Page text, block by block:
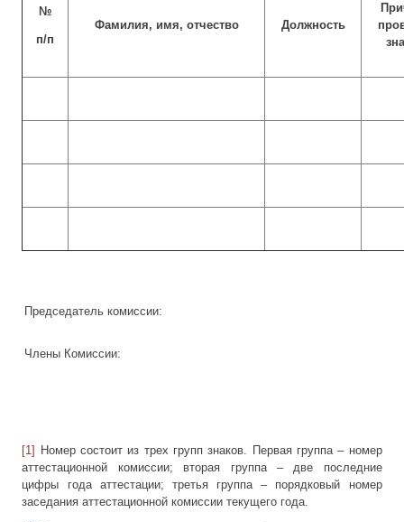
№
п/п
Фамилия, имя, отчество Должность
Председатель комиссии:
Члены Комиссии:
[1]
Номер состоит из трех групп знаков. Первая группа – номер
аттестационной комиссии; вторая группа – две последние
цифры года аттестации; третья группа – порядковый номер
заседания аттестационной комиссии текущего года.